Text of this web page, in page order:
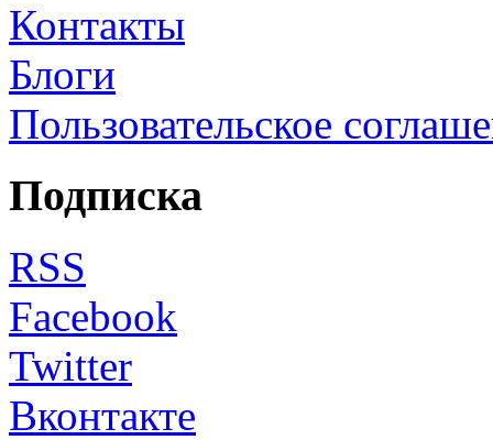
Контакты
Блоги
Пользовательское
Подписка
RSS
Facebook
Twitter
Вконтакте